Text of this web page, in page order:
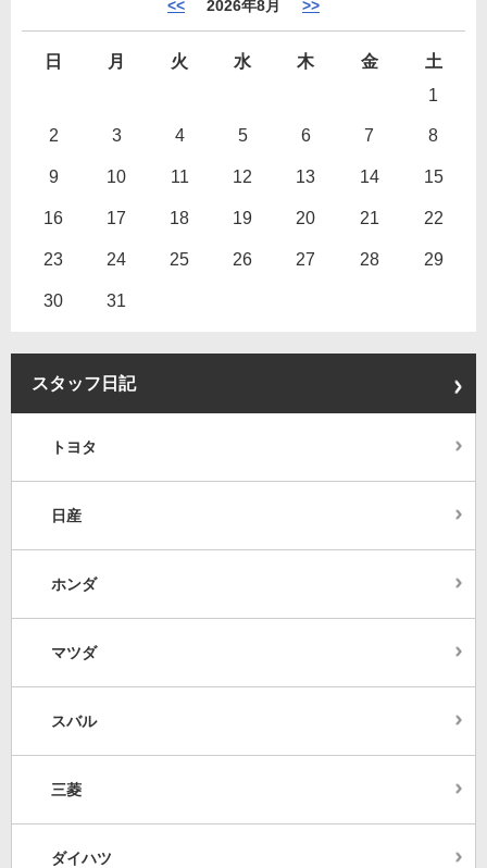
<< 2026年8月 >>
日 月 火 水 木 金
土
1
2 3 4 5 6 7 8
9 10 11 12 13 14 15
16 17 18 19 20 21 22
23 24 25 26 27 28 29
30 31
スタッフ日記
トヨタ
日産
ホンダ
マツダ
スバル
三菱
ダイハツ